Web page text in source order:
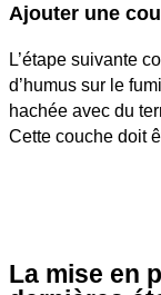
Ajouter une
L’étape suivante
d’humus sur le
hachée avec du
Cette couche doit
La mise en